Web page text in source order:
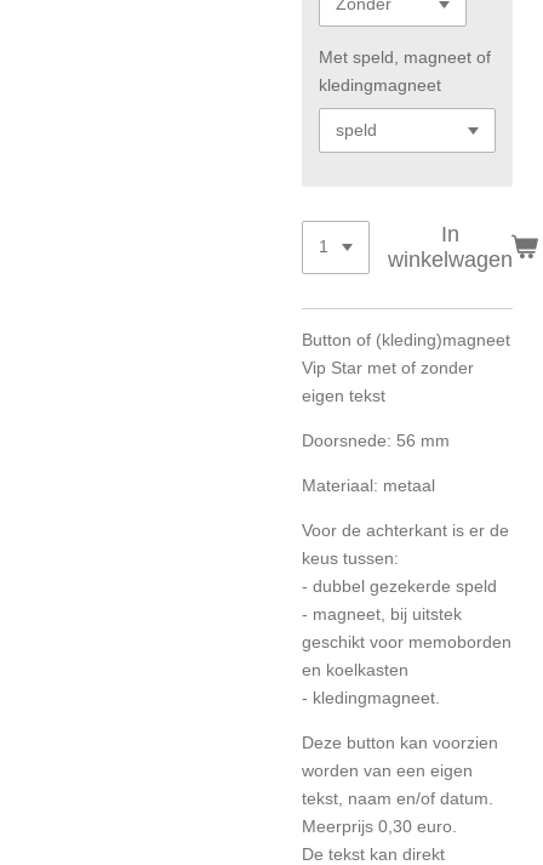
Met speld, magneet of
kledingmagneet
In
winkelwagen
Button of (kleding)magneet
Vip Star met of zonder
eigen tekst
Doorsnede: 56 mm
Materiaal: metaal
Voor de achterkant is er de
keus tussen:
- dubbel gezekerde speld
- magneet, bij uitstek
geschikt voor memoborden
en koelkasten
- kledingmagneet.
Deze button kan voorzien
worden van een eigen
tekst, naam en/of datum.
Meerprijs 0,30 euro.
De tekst kan direkt